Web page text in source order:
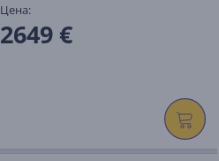
Цена:
2649 €